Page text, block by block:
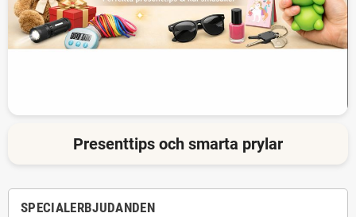
Presenttips och smarta prylar
SPECIALERBJUDANDEN